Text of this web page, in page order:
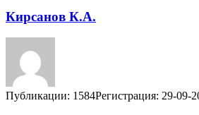
Кирсанов К.А.
Публикации: 1584Регистрация: 29-09-